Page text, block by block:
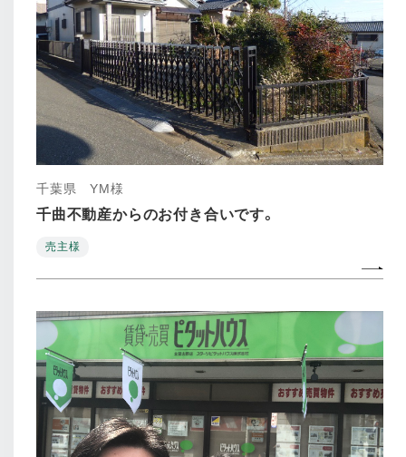
千葉県 YM様
千曲不動産からのお付き合いです。
売主様